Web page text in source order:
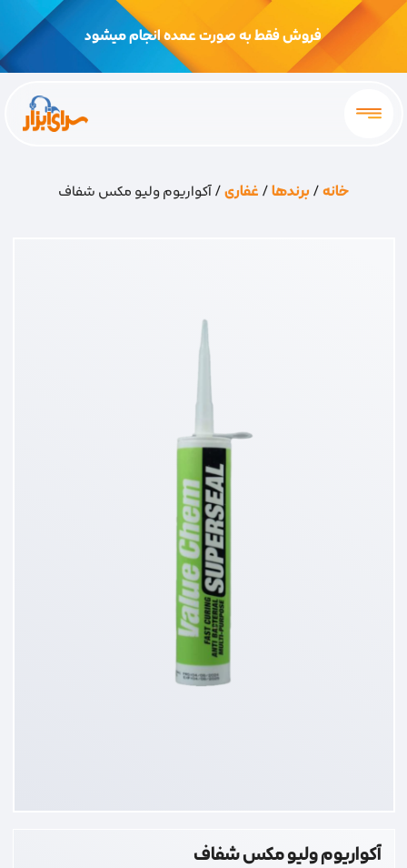
فروش فقط به صورت عمده انجام میشود
خانه/برندها/غفاری/ آکواریوم ولیو مکس شفاف
آکواریوم ولیو مکس شفاف